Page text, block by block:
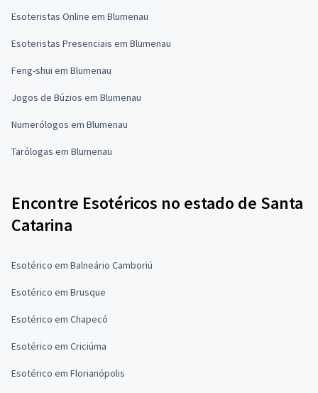
Esoteristas Online em Blumenau
Esoteristas Presenciais em Blumenau
Feng-shui em Blumenau
Jogos de Búzios em Blumenau
Numerólogos em Blumenau
Tarólogas em Blumenau
Encontre Esotéricos no estado de Santa
Catarina
Esotérico em Balneário Camboriú
Esotérico em Brusque
Esotérico em Chapecó
Esotérico em Criciúma
Esotérico em Florianópolis